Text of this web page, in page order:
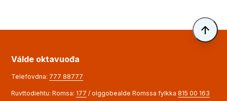
Til
Válde oktavuođa
Telefovdna: 777 88777
Ruvttodiehtu: Romsa: 177 / olggobealde Romssa fylkka 815 00 163